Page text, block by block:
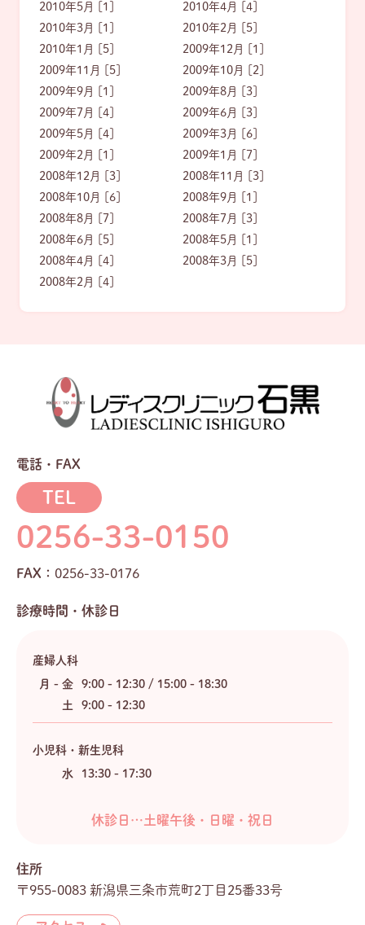
2010年5月 [1]
2010年4月 [4]
2010年3月 [1]
2010年2月 [5]
2010年1月 [5]
2009年12月 [1]
2009年11月 [5]
2009年10月 [2]
2009年9月 [1]
2009年8月 [3]
2009年7月 [4]
2009年6月 [3]
2009年5月 [4]
2009年3月 [6]
2009年2月 [1]
2009年1月 [7]
2008年12月 [3]
2008年11月 [3]
2008年10月 [6]
2008年9月 [1]
2008年8月 [7]
2008年7月 [3]
2008年6月 [5]
2008年5月 [1]
2008年4月 [4]
2008年3月 [5]
2008年2月 [4]
電話・FAX
TEL
0256-33-0150
FAX： 0256-33-0176
診療時間・休診日
産婦人科
月 - 金
9:00 - 12:30 / 15:00 - 18:30
土
9:00 - 12:30
小児科・新生児科
水 13:30 - 17:30
休診日…土曜午後・日曜・祝日
住所
〒955-0083 新潟県三条市荒町2丁目25番33号